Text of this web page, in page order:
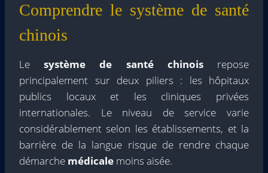
Comprendre le système de santé
chinois
Lesystème de santé chinoisrepose
principalement sur deux piliers : les hôpitaux
publics locaux et les cliniques privées
internationales. Le niveau de service varie
considérablement selon les établissements, et la
barrière de la langue risque de rendre chaque
démarche médicale moins aisée.